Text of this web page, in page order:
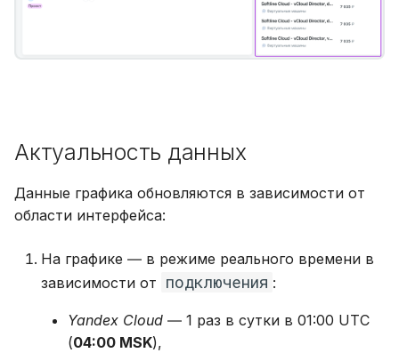
Актуальность данных
Данные графика обновляются в зависимости от
области интерфейса:
На графике ― в режиме реального времени в
зависимости от подключения :
Yandex Cloud ― 1 раз в сутки в 01:00 UTC
(04:00 MSK),